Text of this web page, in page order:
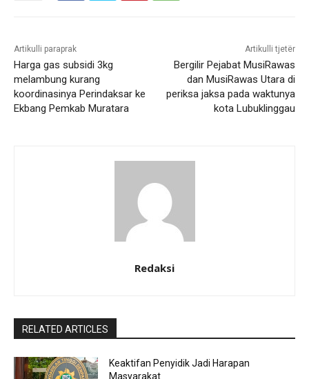
Artikulli paraprak
Harga gas subsidi 3kg
melambung kurang
koordinasinya Perindaksar ke
Ekbang Pemkab Muratara
Artikulli tjetër
Bergilir Pejabat MusiRawas
dan MusiRawas Utara di
periksa jaksa pada waktunya
kota Lubuklinggau
Redaksi
RELATED ARTICLES
Keaktifan Penyidik Jadi Harapan
Masyarakat